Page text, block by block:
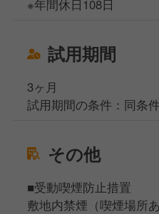
※年間休日108日
試用期間
3ヶ月
試用期間の条件：同条
その他
■受動喫煙防止措置
敷地内禁煙（喫煙場所あ